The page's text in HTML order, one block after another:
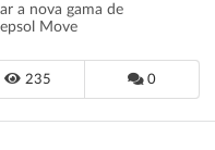
a nova gama de
Move
235 0